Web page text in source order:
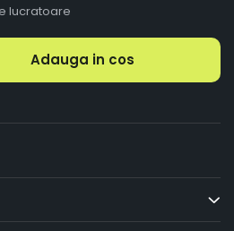
lucratoare
Adauga in cos